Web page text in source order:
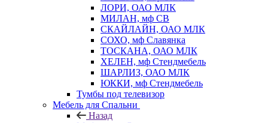
ЛОРИ, ОАО МЛК
МИЛАН, мф СВ
СКАЙЛАЙН, ОАО МЛК
СОХО, мф Славянка
ТОСКАНА, ОАО МЛК
ХЕЛЕН, мф Стендмебель
ШАРЛИЗ, ОАО МЛК
ЮККИ, мф Стендмебель
Тумбы под телевизор
Мебель для Спальни
Назад